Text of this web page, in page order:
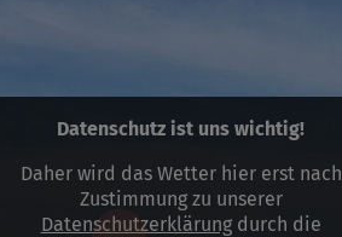
Datenschutz ist uns wichtig!
Daher wird das Wetter hier erst nach
Zustimmung zu unserer
Datenschutzerklärungdurch die